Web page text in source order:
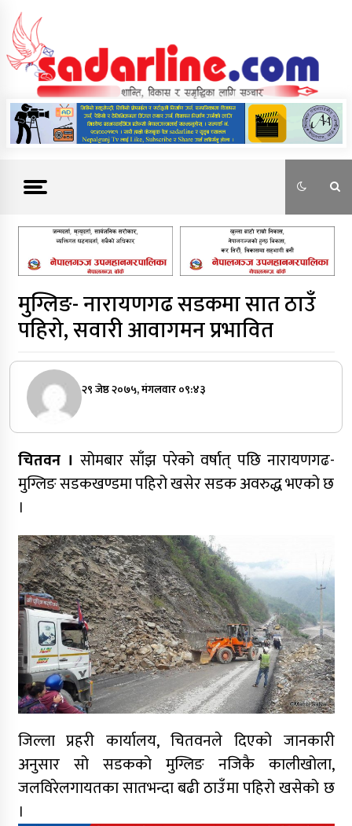
content
News For Nepal
मुग्लिङ- नारायणगढ सडकमा सात ठाउँ
पहिरो, सवारी आवागमन प्रभावित
२९ जेष्ठ २०७५, मंगलवार ०९:४३
चितवन । सोमबार साँझ परेको वर्षात् पछि नारायणगढ-
मुग्लिङ सडकखण्डमा पहिरो खसेर सडक अवरुद्ध भएको छ
।
जिल्ला प्रहरी कार्यालय, चितवनले दिएको जानकारी
अनुसार सो सडकको मुग्लिङ नजिकै कालीखोला,
जलविरेलगायतका सातभन्दा बढी ठाउँमा पहिरो खसेको छ
।